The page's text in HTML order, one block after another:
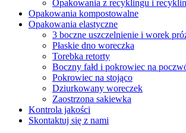
Opakowania z recyklingu i
Opakowania kompostowalne
Opakowania elastyczne
3 boczne uszczelnienie i worek
Płaskie dno woreczka
Torebka retorty
Boczny fałd i pokrowiec na
Pokrowiec na stojąco
Dziurkowany woreczek
Zaostrzona sakiewka
Kontrola jakości
Skontaktuj się z nami